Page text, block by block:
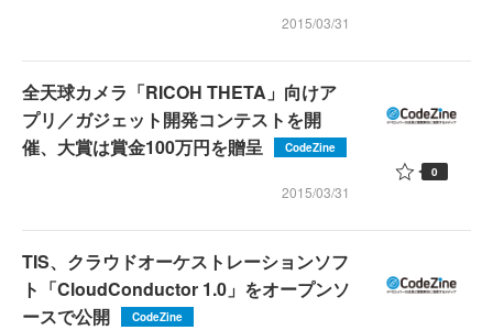
2015/03/31
全天球カメラ「RICOH THETA」向けア
プリ／ガジェット開発コンテストを開
催、大賞は賞金100万円を贈呈
CodeZine
2015/03/31
0
TIS、クラウドオーケストレーションソフ
ト「CloudConductor 1.0」をオープンソ
ースで公開
CodeZine